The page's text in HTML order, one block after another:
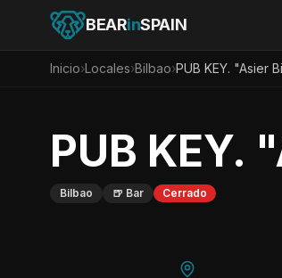
BEARinSPAIN
Inicio›Locales›Bilbao›PUB KEY. "Asier
PUB KEY.
Bilbao 🍺 Bar Cerrado